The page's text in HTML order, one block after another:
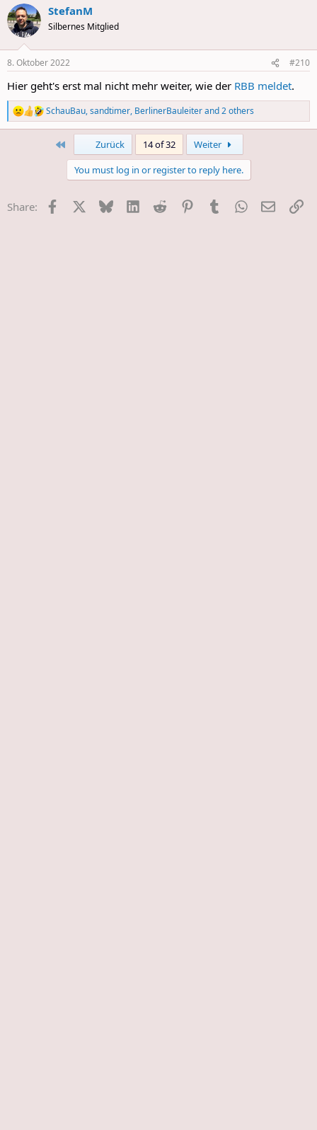
c
t
i
s
StefanM
Silbernes Mitglied
8. Oktober 2022 #210
Hier geht's erst mal nicht mehr weiter, wie der RBB meldet.
R
e
s
SchauBau,sandtimer, BerlinerBauleiterand 2 others
Zurück 14 of 32 Weiter
You must log in or register to reply here.
Share: Facebook Bluesky LinkedInReddit PinterestTumblrWhatsApp
E-Mail